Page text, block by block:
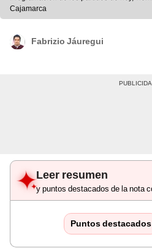
Cajamarca
Fabrizio Jáuregui
Leer resumen
y puntos destacados de la nota
Puntos destacados